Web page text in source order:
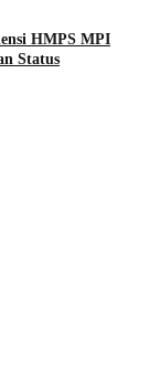
HMPS MPI
Status